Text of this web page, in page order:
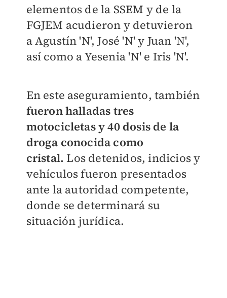
elementos de la SSEM y de la
FGJEM acudieron y detuvieron
a Agustín 'N', José 'N' y Juan 'N',
así como a Yesenia 'N' e Iris 'N'.
En este aseguramiento, también
fueron halladas tres
motocicletas y 40 dosis de la
droga conocida como
cristal.Los detenidos, indicios y
vehículos fueron presentados
ante la autoridad competente,
donde se determinará su
situación jurídica.